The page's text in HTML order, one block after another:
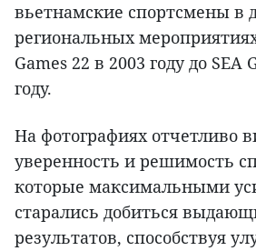
вьетнамские спортсмены в
региональных
Games 22 в 2003 году до SEA
году.
На фотографиях отчетливо
уверенность и решимость
которые максимальными
старались добиться
результатов, способствуя